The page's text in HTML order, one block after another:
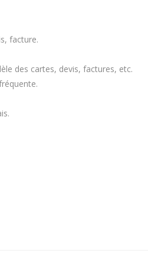
facture.
des cartes, devis, factures, etc.